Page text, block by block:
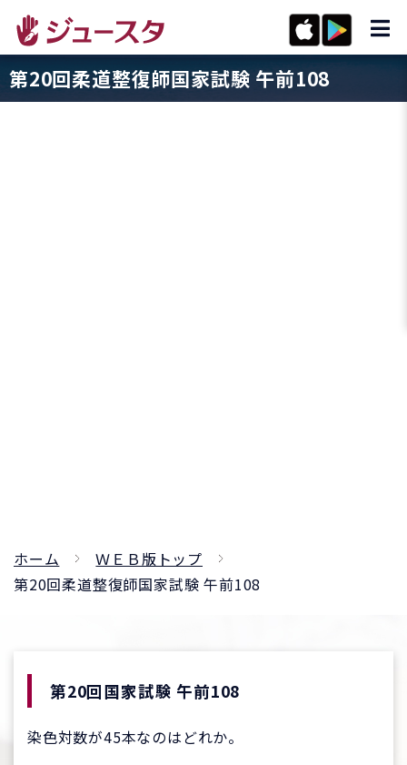
第20回柔道整復師国家試験 午前108
ホーム
ＷＥＢ版トップ
第20回柔道整復師国家試験 午前108
第20回国家試験 午前108
染色対数が45本なのはどれか。